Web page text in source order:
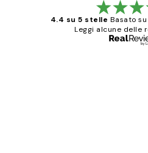
4.4 su 5 stelle Basato
Leggi alcune delle